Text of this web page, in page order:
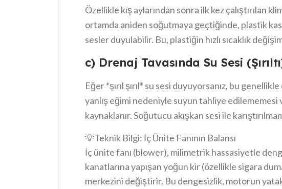
Özellikle kış aylarından sonra ilk kez çalıştırılan
ortamda aniden soğutmaya geçtiğinde, plastik
sesler duyulabilir. Bu, plastiğin hızlı sıcaklık
montajının gevşek olduğunu gösterir.
c) Drenaj Tavasında Su Sesi
Eğer *şırıl şırıl* su sesi duyuyorsanız, bu genellikle
yanlış eğimi nedeniyle suyun tahliye
kaynaklanır. Soğutucu akışkan sesi ile
💡Teknik Bilgi: İç Ünite Fanının Balansı
İç ünite fanı (blower), milimetrik hassasiyetle
kanatlarına yapışan yoğun kir (özellikle sigara
merkezini değiştirir. Bu dengesizlik, motorun